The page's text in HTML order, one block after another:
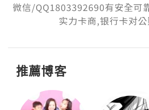
微信/QQ1803392690有安全可
实力卡商,银行卡对公
推薦博客